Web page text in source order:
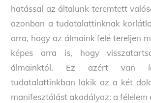
hatással az általunk teremtett
azonban a tudatalattinknak
arra, hogy az álmaink felé tereljen
képes arra is, hogy
álmainktól. Ez azért van
tudatalattinkban lakik az a két
manifesztálást akadályoz: a félelem